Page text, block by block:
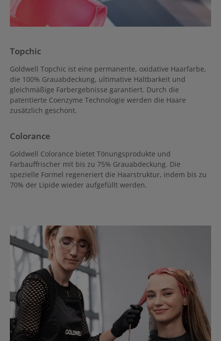
Topchic
Goldwell Topchic ist eine permanente, oxidative Haarfarbe,
die 100% Grauabdeckung, ultimative Haltbarkeit und
gleichmäßige Farbergebnisse garantiert. Durch die
patentierte Coenzyme Technologie werden die Haare
zusätzlich geschont.
Colorance
Goldwell Colorance bietet Tönungsprodukte und
Farbauffrischer mit bis zu 75% Grauabdeckung. Die
spezielle Formel regeneriert die Haarstruktur, indem bis zu
70% der Lipide wieder aufgefüllt werden.